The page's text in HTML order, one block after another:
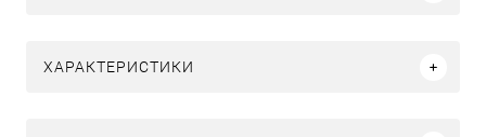
ХАРАКТЕРИСТИКИ